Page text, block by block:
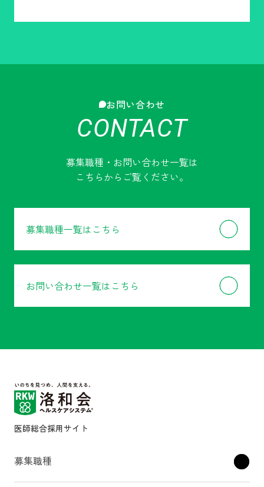
洛和会音羽リハビリテーション病院 医師採用サ
イトをリニューアルしました
お問い合わせ
CONTACT
募集職種・お問い合わせ一覧は
こちらからご覧ください。
募集職種一覧はこちら
お問い合わせ一覧はこちら
医師総合採用サイト
募集職種